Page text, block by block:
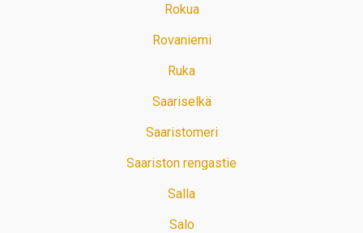
Rokua
Rovaniemi
Ruka
Saariselkä
Saaristomeri
Saariston rengastie
Salla
Salo